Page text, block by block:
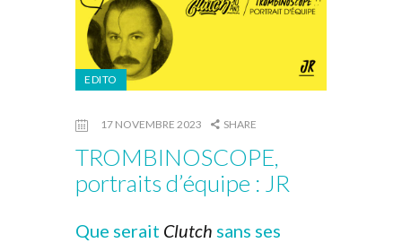
EDITO
17 NOVEMBRE 2023 SHARE
TROMBINOSCOPE,
portraits d’équipe : JR
Que serait Clutch sans ses